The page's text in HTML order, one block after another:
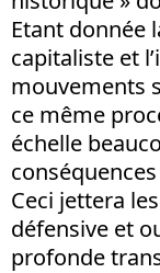
Etant donnée
capitaliste et
mouvements
ce même
échelle
Ceci jettera
défensive et
profonde